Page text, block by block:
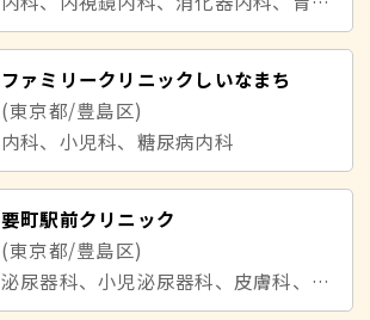
ファミリークリニックしいなまち
(東京都/豊島区)
内科、小児科、糖尿病内科
要町駅前クリニック
(東京都/豊島区)
泌尿器科、小児泌尿器科、皮膚科、内科